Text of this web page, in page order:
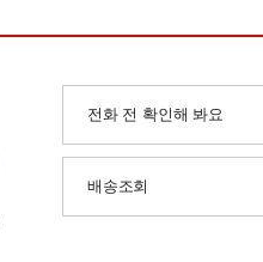
전화 전 확인해 봐요
배송조회